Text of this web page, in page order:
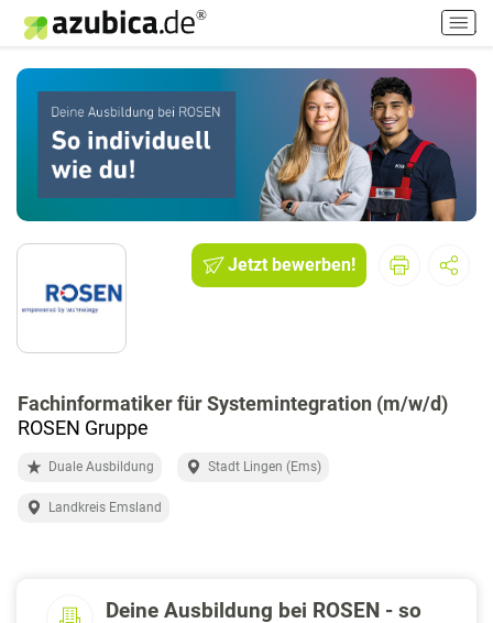
H
a
u
e
ü
i
s
Jetzt bewerben!
Fachinformatiker für Systemintegration (m/w/d)
ROSEN Gruppe
Duale Ausbildung Stadt Lingen (Ems)
Landkreis Emsland
Deine Ausbildung bei ROSEN - so